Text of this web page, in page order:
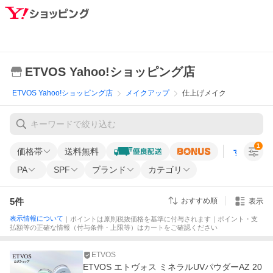
ETVOS Yahoo!ショッピング店
ETVOS Yahoo!ショッピング店 メイクアップ 仕上げメイク
価格帯 送料無料 すべての条
PA SPF ブランド カテゴリ
1
5件 おすすめ順 表示
表示情報について ｜ポイントは原則税抜価格を基準に付与されます｜ポイント・支
払額等の正確な情報（付与条件・上限等）はカートをご確認ください
ETVOS
ETVOS エトヴォス ミネラルUVパウダーAZ 20